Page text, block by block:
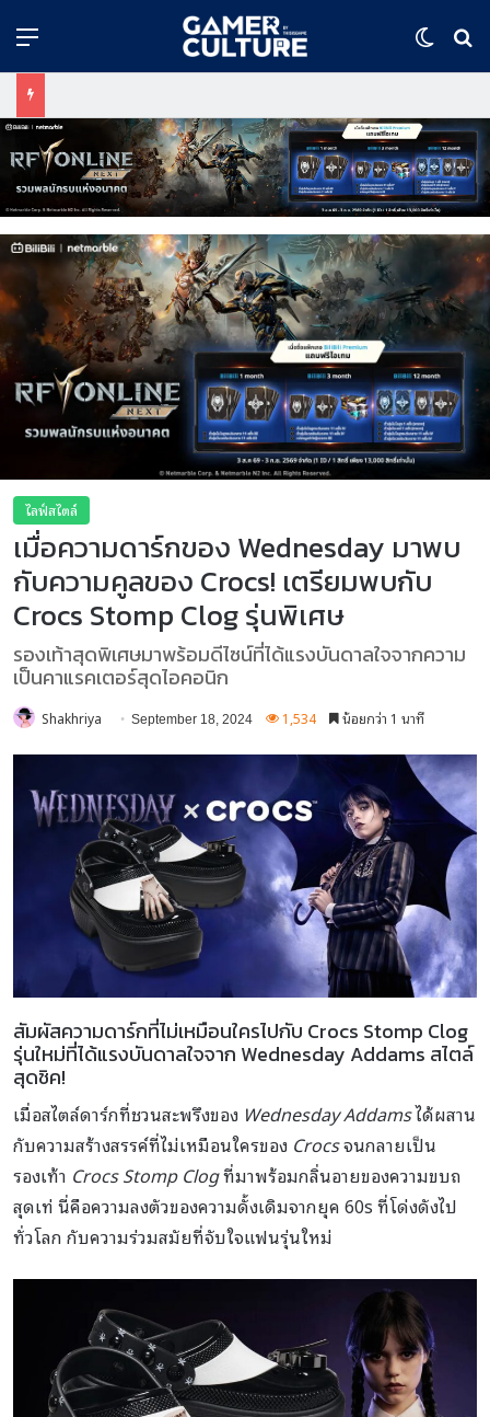
Menu
ไลฟ์สไตล์
เมื่อความดาร์กของ Wednesday มาพบ
กับความคูลของ Crocs! เตรียมพบกับ
Crocs Stomp Clog รุ่นพิเศษ
รองเท้าสุดพิเศษมาพร้อมดีไซน์ที่ได้แรงบันดาลใจจากความ
เป็นคาแรคเตอร์สุดไอคอนิก
Shakhriya September 18, 2024 1,534 น้อยกว่า 1 นาที
สัมผัสความดาร์กที่ไม่เหมือนใครไปกับ Crocs Stomp Clog
รุ่นใหม่ที่ได้แรงบันดาลใจจาก Wednesday Addams สไตล์
สุดชิค!
เมื่อสไตล์ดาร์กที่ชวนสะพรึงของ Wednesday Addamsได้ผสาน
กับความสร้างสรรค์ที่ไม่เหมือนใครของ Crocsจนกลายเป็น
รองเท้า Crocs Stomp Clogที่มาพร้อมกลิ่นอายของความขบถ
สุดเท่ นี่คือความลงตัวของความดั้งเดิมจากยุค 60s ที่โด่งดังไป
ทั่วโลก กับความร่วมสมัยที่จับใจแฟนรุ่นใหม่